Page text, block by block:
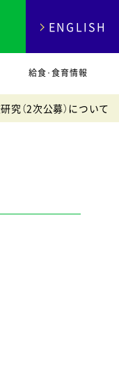
給食･食育情報
ENGLISH
究（2次公募）について